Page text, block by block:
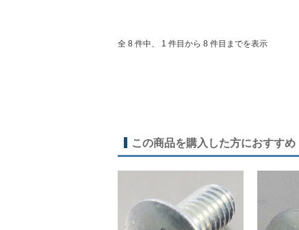
全 8 件中、 1 件目から 8 件目までを表示
この商品を購入した方におすすめ